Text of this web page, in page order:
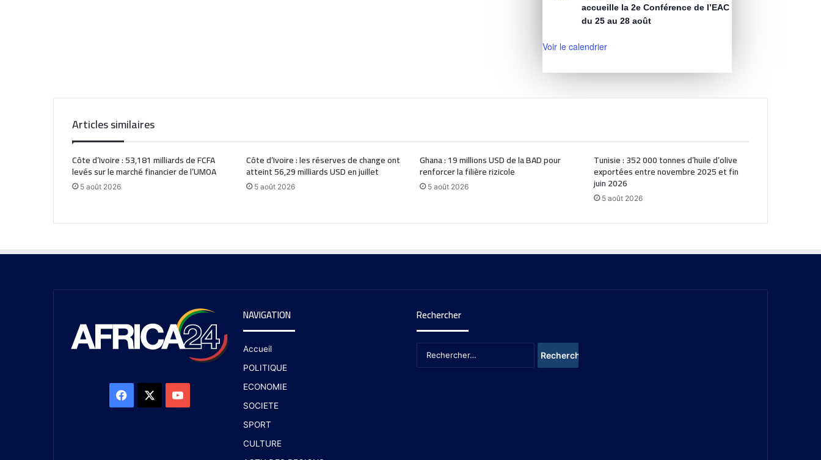
accueille la 2e Conférence de l’EAC
du 25 au 28 août
Voir le calendrier
Articles similaires
Côte d’Ivoire : 53,181 milliards de FCFA
levés sur le marché financier de l’UMOA
5 août 2026
Côte d’Ivoire : les réserves de change ont
atteint 56,29 milliards USD en juillet
5 août 2026
Ghana : 19 millions USD de la BAD pour
renforcer la filière rizicole
5 août 2026
Tunisie : 352 000 tonnes d’huile d’olive
exportées entre novembre 2025 et fin
juin 2026
5 août 2026
NAVIGATION
Accueil
POLITIQUE
ECONOMIE
SOCIETE
SPORT
CULTURE
Rechercher